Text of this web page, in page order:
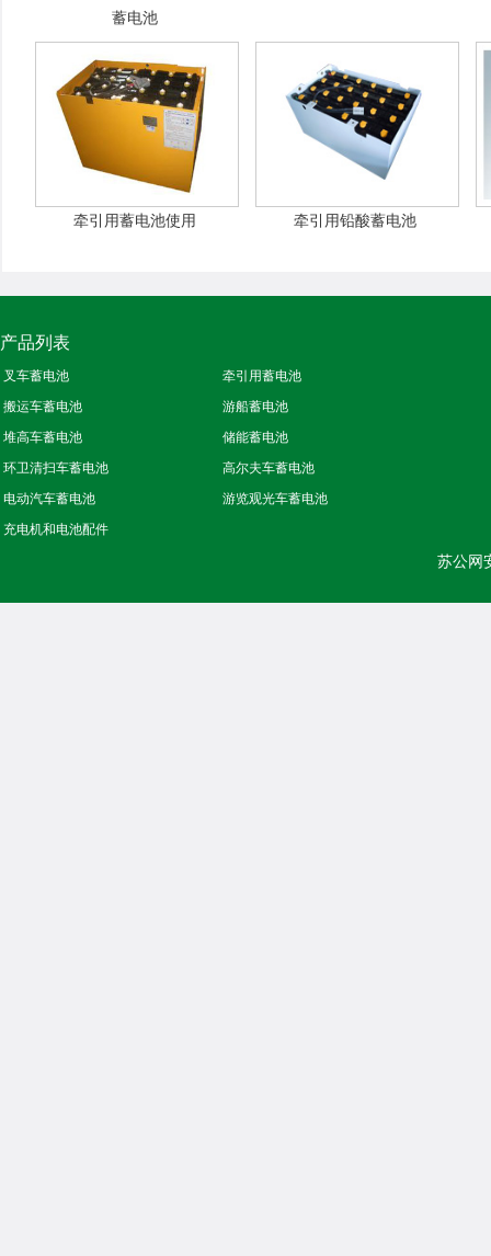
蓄电池
牵引用蓄电池使用 牵引用铅酸蓄电池
产品列表
叉车蓄电池
牵引用蓄电池
搬运车蓄电池
游船蓄电池
堆高车蓄电池
储能蓄电池
环卫清扫车蓄电池
高尔夫车蓄电池
电动汽车蓄电池
游览观光车蓄电池
充电机和电池配件
苏公网